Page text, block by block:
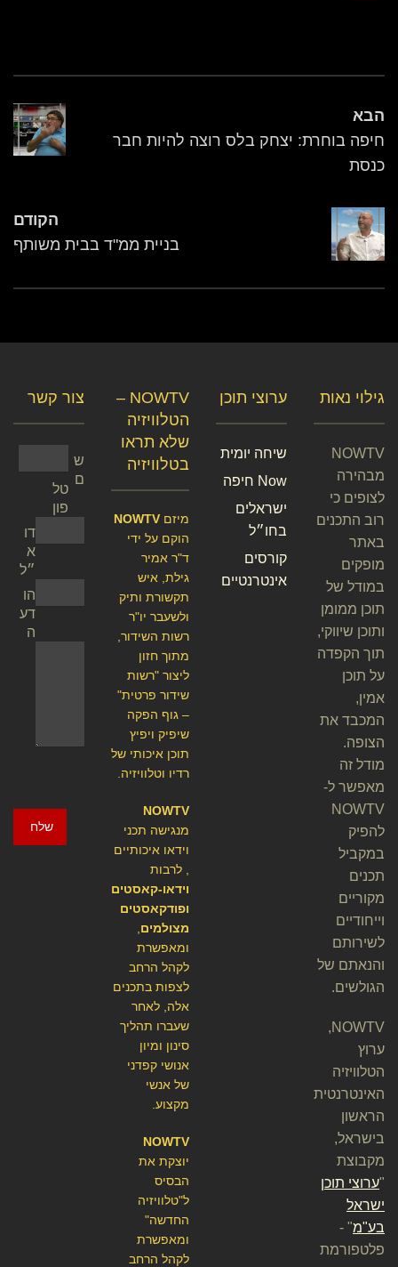
הבא
חיפה בוחרת: יצחק בלס רוצה להיות חבר
כנסת
הקודם
בניית ממ"ד בבית משותף
צור קשר
ש
ם
טל
פון
דו
א
״ל
הו
דע
ה
שלח
NOWTV –
הטלוויזיה
שלא תראו
בטלוויזיה
מיזם NOWTV
הוקם על ידי
ד"ר אמיר
גילת, איש
תקשורת ותיק
ולשעבר יו"ר
רשות השידור,
מתוך חזון
ליצור "רשות
שידור פרטית"
– גוף הפקה
שיפיק ויפיץ
תוכן איכותי של
רדיו וטלוויזיה.
NOWTV
מנגישה תכני
וידאו איכותיים
, לרבות
וידאו-קאסטים
ופודקאסטים
מצולמים,
ומאפשרת
לקהל הרחב
לצפות בתכנים
אלה, לאחר
שעברו תהליך
סינון ומיון
אנושי קפדני
של אנשי
מקצוע.
NOWTV
יוצקת את
הבסיס
ל"טלוויזיה
החדשה"
ומאפשרת
לקהל הרחב
ערוצי תוכן
שיחה יומית
Now חיפה
ישראלים
בחו״ל
קורסים
אינטרנטיים
גילוי נאות
NOWTV
מבהירה
לצופים כי
רוב התכנים
באתר
מופקים
במודל של
תוכן ממומן
ותוכן שיווקי,
תוך הקפדה
על תוכן
אמין,
המכבד את
הצופה.
מודל זה
מאפשר ל-
NOWTV
להפיק
במקביל
תכנים
מקוריים
וייחודיים
לשירותם
והנאתם של
הגולשים.
NOWTV,
ערוץ
הטלוויזיה
האינטרנטית
הראשון
בישראל,
מקבוצת
"ערוצי תוכן
ישראל
בע"מ" -
פלטפורמת